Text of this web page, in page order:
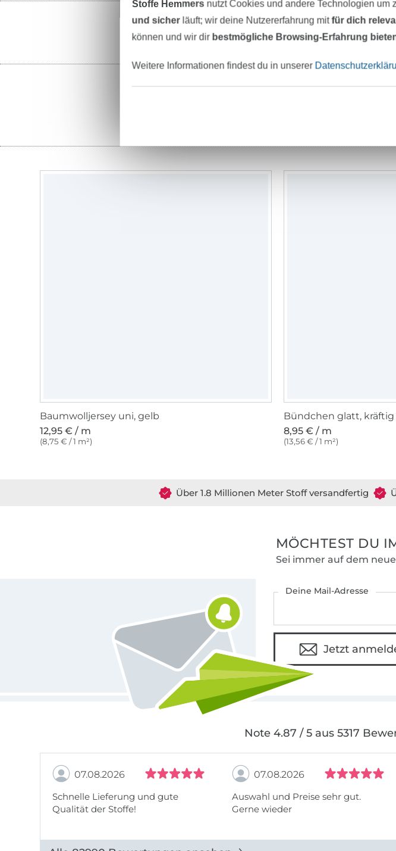
Unser Tipp:
Baumwolljersey uni, gelb
12,95 € / m
(8,75 € / 1 m²)
Bündchen glatt, kräftig
8,95 € / m
(13,56 € / 1 m²)
Über 1.8 Millionen Meter Stoff versandfertig
MÖCHTEST DU
Sei immer auf dem
Deine Mail-Adresse
Jetzt
Note 4.87 / 5 aus 5317
07.08.2026
Schnelle Lieferung und gute
Qualität der Stoffe!
07.08.2026
Auswahl und Preise sehr gut.
Gerne wieder
Stoffe Hemmers nutzt Cookies und andere Technologien
und sicherläuft; wir deine Nutzererfahrung mitfür dich
können und wir dir bestmögliche Browsing-Erfahrung
Weitere Informationen findest du in unserer